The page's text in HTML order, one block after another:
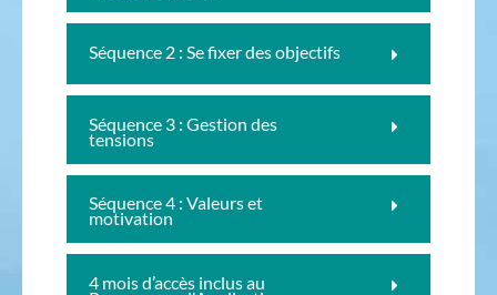
Séquence 2 : Se fixer des objectifs
Séquence 3 : Gestion des
tensions
Séquence 4 : Valeurs et
motivation
4 mois d’accès inclus au